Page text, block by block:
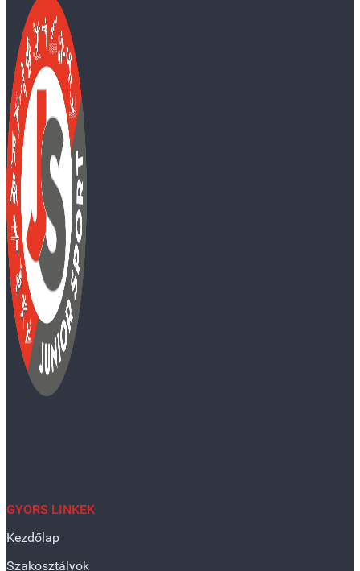
GYORS LINKEK
Kezdőlap
Szakosztályok